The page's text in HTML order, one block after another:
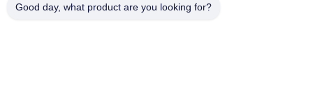
Good day, what product are you looking for?